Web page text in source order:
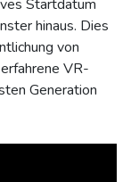
Startdatum
hinaus. Dies
von
VR-
Generation